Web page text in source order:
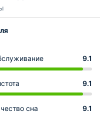
9.1
9.1
сна 9.1